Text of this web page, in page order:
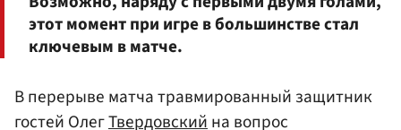
этот момент при игре в большинстве стал
ключевым в матче.
В перерыве матча травмированный защитник
гостей ОлегТвердовскийна вопрос